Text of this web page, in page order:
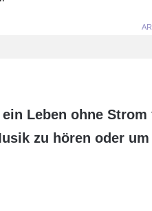
Leben ohne
zu hören oder